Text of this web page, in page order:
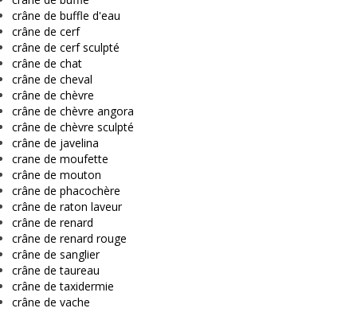
crâne de buffle d'eau
crâne de cerf
crâne de cerf sculpté
crâne de chat
crâne de cheval
crâne de chèvre
crâne de chèvre angora
crâne de chèvre sculpté
crâne de javelina
crane de moufette
crâne de mouton
crâne de phacochère
crâne de raton laveur
crâne de renard
crâne de renard rouge
crâne de sanglier
crâne de taureau
crâne de taxidermie
crâne de vache